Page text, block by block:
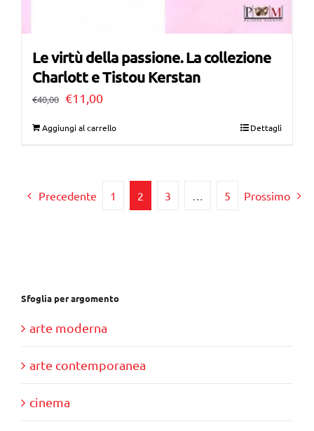
Le virtù della passione. La collezione
Charlott e Tistou Kerstan
€40,00 Il
€11,00Il
Aggiungi al carrello Dettagli
Precedente 1 2 3 5 Prossimo
Sfoglia per argomento
arte moderna
arte contemporanea
cinema